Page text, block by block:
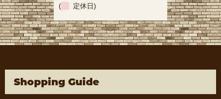
( 定休日)
Shopping Guide